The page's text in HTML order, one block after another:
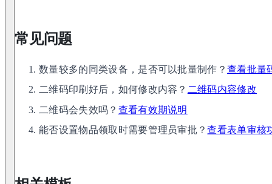
常见问题
数量较多的同类设备，是否可以批量制作？查看批量
二维码印刷好后，如何修改内容？ 二维码内容修改
二维码会失效吗？ 查看有效期说明
能否设置物品领取时需要管理员审批？查看表单审核